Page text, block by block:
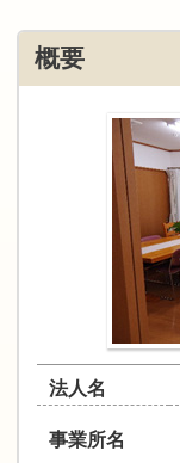
概要
法人名
事業所名